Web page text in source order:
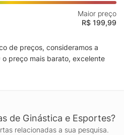
Maior preço
R$ 199,99
de preços, consideramos a
preço mais barato, excelente
de Ginástica e Esportes?
relacionadas a sua pesquisa.